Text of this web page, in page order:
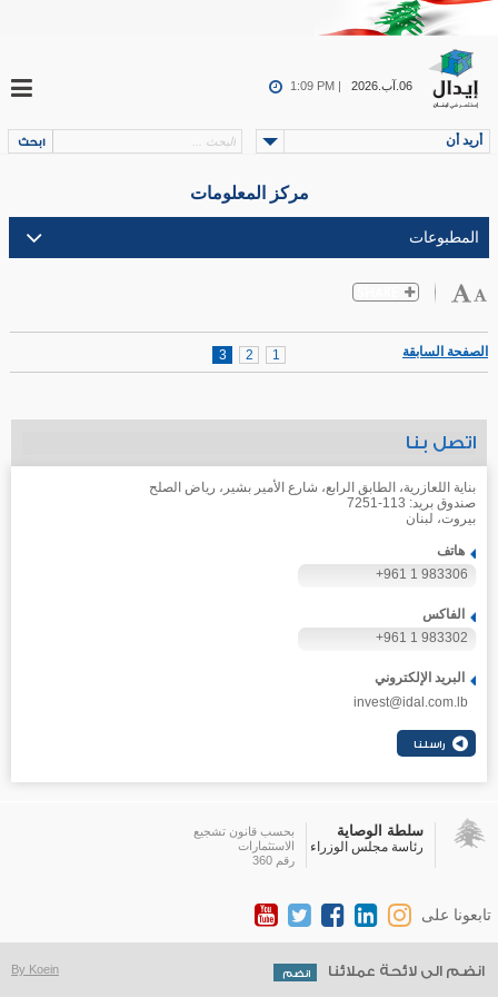
06.آب.2026 1:09 PM |
أريد أن
مركز المعلومات
1
2
3 الصفحة السابقة
اتصل بنا
بناية اللعازرية، الطابق الرابع، شارع الأمير بشير، رياض الصلح
صندوق بريد: 113-7251
بيروت، لبنان
هاتف
+961 1 983306
الفاكس
+961 1 983302
البريد الإلكتروني
invest@idal.com.lb
سلطة الوصاية
رئاسة مجلس الوزراء
بحسب قانون تشجيع
الاستثمارات
رقم 360
By Koein انضم الى لائحة عملائنا
تابعونا على